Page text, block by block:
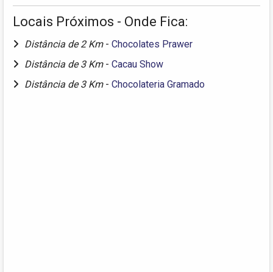
Locais Próximos - Onde Fica:
Distância de 2 Km - Chocolates Prawer
Distância de 3 Km - Cacau Show
Distância de 3 Km - Chocolateria Gramado